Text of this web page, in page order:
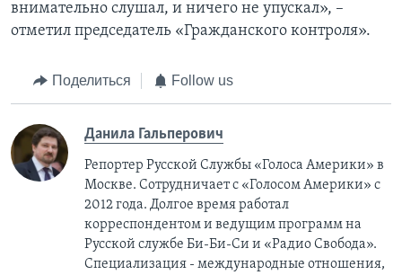
внимательно слушал, и ничего не упускал», –
отметил председатель «Гражданского контроля».
Поделиться Follow us
Данила Гальперович
Репортер Русской Службы «Голоса Америки» в
Москве. Сотрудничает с «Голосом Америки» с
2012 года. Долгое время работал
корреспондентом и ведущим программ на
Русской службе Би-Би-Си и «Радио Свобода».
Специализация - международные отношения,